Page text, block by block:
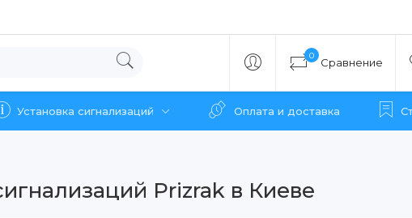
0
Сравнение
Установка сигнализаций Оплата и доставка
Prizrak в Киеве